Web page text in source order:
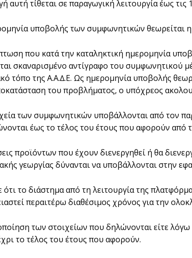
αυτή τίθεται σε παραγωγική λειτουργία έως τις
υποβολής των συµφωνητικών θεωρείται
που κατά την καταληκτική ηµεροµηνία
σκαναρισµένο αντίγραφο του συµφωνητικού
τόπο της Α.Α.∆.Ε. Ως ηµεροµηνία υποβολής
του προβλήµατος, ο υπόχρεος
των συµφωνητικών υποβάλλονται από τον
έως το τέλος του έτους που αφορούν από
προϊόντων που έχουν διενεργηθεί ή θα
γεωργίας δύνανται να υποβάλλονται στην
ότι το διάστηµα από τη λειτουργία της
περαιτέρω διαθέσιµος χρόνος για την
των στοιχείων που δηλώνονται είτε
το τέλος του έτους που αφορούν.